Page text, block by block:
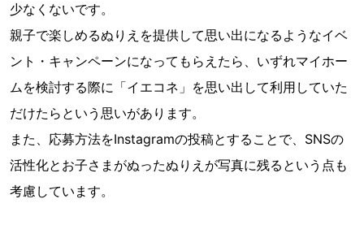
少なくないです。
親子で楽しめるぬりえを提供して思い出になるようなイベ
ント・キャンペーンになってもらえたら、いずれマイホー
ムを検討する際に「イエコネ」を思い出して利用していた
だけたらという思いがあります。
また、応募方法をInstagramの投稿とすることで、SNSの
活性化とお子さまがぬったぬりえが写真に残るという点も
考慮しています。